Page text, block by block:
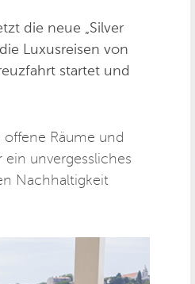
die neue „Silver
Luxusreisen von
startet und
offene Räume und
unvergessliches
Nachhaltigkeit